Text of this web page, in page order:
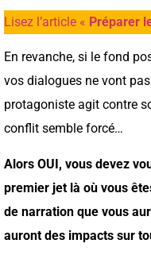
Lisez l’article « Préparer
En revanche, si le fond
vos dialogues ne vont
protagoniste agit contre
conflit semble forcé…
Alors OUI, vous devez
premier jet là où vous
de narration que vous
auront des impacts sur